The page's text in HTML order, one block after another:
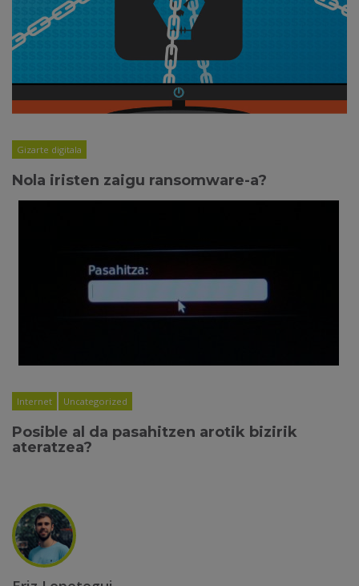
Gizarte digitala
Nola iristen zaigu ransomware-a?
Internet Uncategorized
Posible al da pasahitzen arotik bizirik
ateratzea?